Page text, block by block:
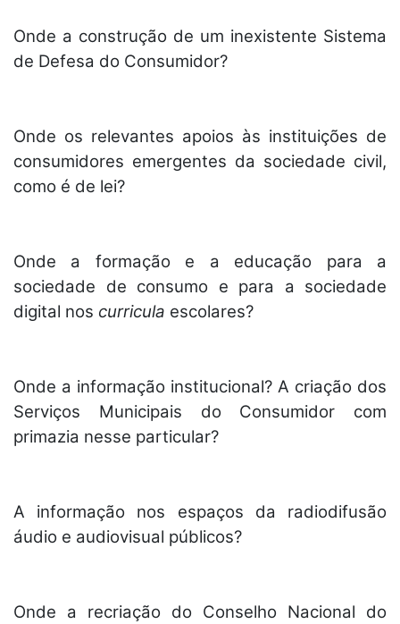
Onde a construção de um inexistente Sistema
de Defesa do Consumidor?
Onde os relevantes apoios às instituições de
consumidores emergentes da sociedade civil,
como é de lei?
Onde a formação e a educação para a
sociedade de consumo e para a sociedade
digital nos curricula escolares?
Onde a informação institucional? A criação dos
Serviços Municipais do Consumidor com
primazia nesse particular?
A informação nos espaços da radiodifusão
áudio e audiovisual públicos?
Onde a recriação do Conselho Nacional do